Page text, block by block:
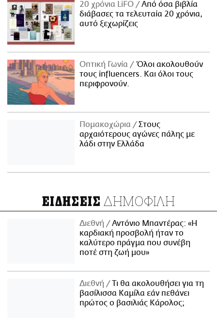
20 χρόνια LiFO
Από όσα βιβλία
διάβασες τα τελευταία 20 χρόνια,
αυτό ξεχωρίζεις
Οπτική Γωνία
Όλοι ακολουθούν
τους influencers. Και όλοι τους
περιφρονούν.
Πομακοχώρια
Στους
αρχαιότερους αγώνες πάλης με
λάδι στην Ελλάδα
ΕΙΔΗΣΕΙΣ ΔΗΜΟΦΙΛΗ
Διεθνή
Αντόνιο Μπαντέρας: «Η
καρδιακή προσβολή ήταν το
καλύτερο πράγμα που συνέβη
ποτέ στη ζωή μου»
Διεθνή
Τι θα ακολουθήσει για τη
βασίλισσα Καμίλα εάν πεθάνει
πρώτος ο βασιλιάς Κάρολος;